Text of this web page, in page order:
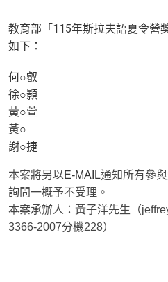
教育部「115年斯拉夫語夏令營
如下：
何○叡
徐○顥
黃○萱
黃○
謝○捷
本案將另以E-MAIL通知所有參
詢問一概予不受理。
本案承辦人：黃子洋先生（
3366-2007分機228）